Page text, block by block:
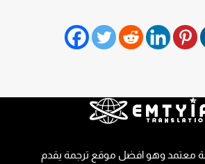
معتمد وهو افضل موقع ترجمة يقدم